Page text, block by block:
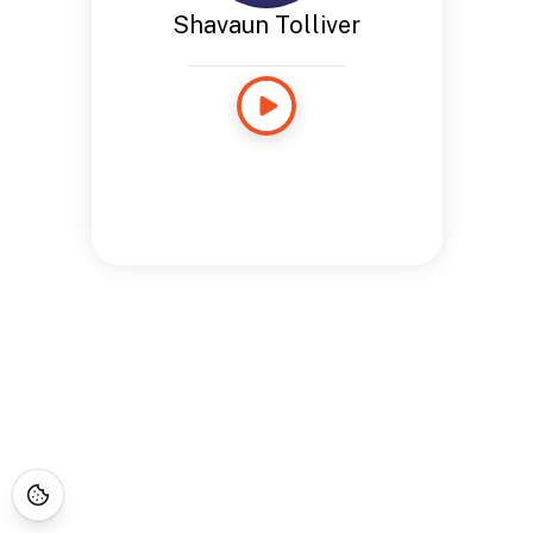
Shavaun Tolliver